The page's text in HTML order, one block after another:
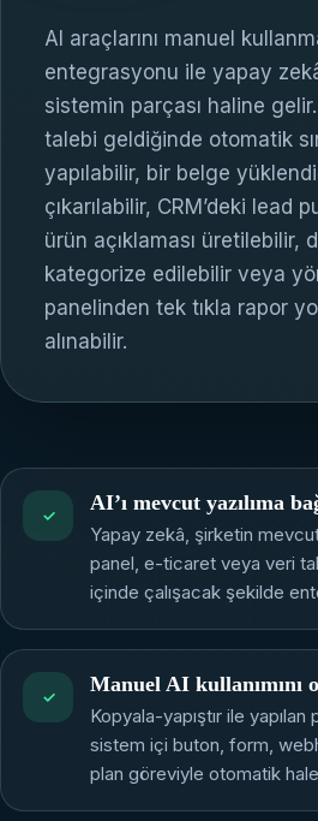
AI araçlarını manuel
entegrasyonu ile yapay
sistemin parçası haline
talebi geldiğinde otomatik
yapılabilir, bir belge
çıkarılabilir, CRM’deki lead
ürün açıklaması üretilebilir,
kategorize edilebilir veya
panelinden tek tıkla rapor
alınabilir.
✓
AI’ı mevcut yazılıma
Yapay zekâ, şirketin
panel, e-ticaret veya veri
içinde çalışacak şekilde
✓
Manuel AI kullanımını
Kopyala-yapıştır ile
sistem içi buton, form,
plan göreviyle otomatik